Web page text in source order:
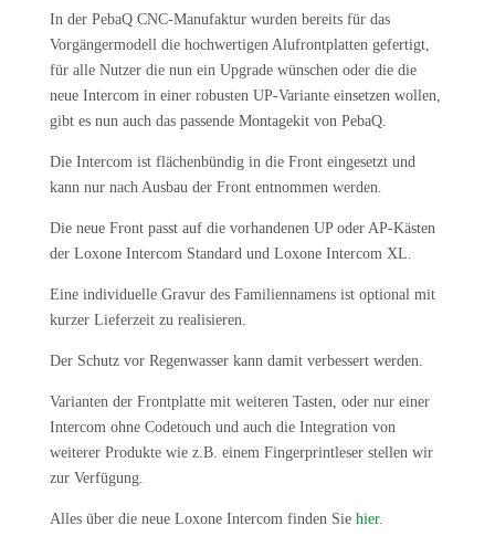
In der PebaQ CNC-Manufaktur wurden bereits für das
Vorgängermodell die hochwertigen Alufrontplatten gefertigt,
für alle Nutzer die nun ein Upgrade wünschen oder die die
neue Intercom in einer robusten UP-Variante einsetzen wollen,
gibt es nun auch das passende Montagekit von PebaQ.
Die Intercom ist flächenbündig in die Front eingesetzt und
kann nur nach Ausbau der Front entnommen werden.
Die neue Front passt auf die vorhandenen UP oder AP-Kästen
der Loxone Intercom Standard und Loxone Intercom XL.
Eine individuelle Gravur des Familiennamens ist optional mit
kurzer Lieferzeit zu realisieren.
Der Schutz vor Regenwasser kann damit verbessert werden.
Varianten der Frontplatte mit weiteren Tasten, oder nur einer
Intercom ohne Codetouch und auch die Integration von
weiterer Produkte wie z.B. einem Fingerprintleser stellen wir
zur Verfügung.
Alles über die neue Loxone Intercom finden Sie hier.